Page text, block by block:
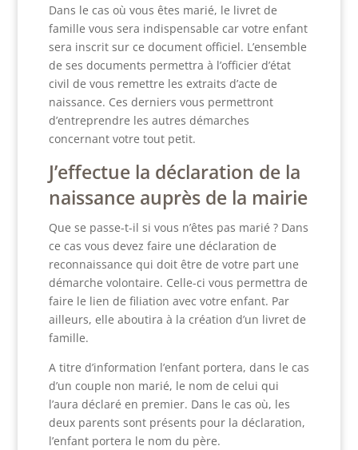
Dans le cas où vous êtes marié, le livret de
famille vous sera indispensable car votre enfant
sera inscrit sur ce document officiel. L’ensemble
de ses documents permettra à l’officier d’état
civil de vous remettre les extraits d’acte de
naissance. Ces derniers vous permettront
d’entreprendre les autres démarches
concernant votre tout petit.
J’effectue la déclaration de la
naissance auprès de la mairie
Que se passe-t-il si vous n’êtes pas marié ? Dans
ce cas vous devez faire une déclaration de
reconnaissance qui doit être de votre part une
démarche volontaire. Celle-ci vous permettra de
faire le lien de filiation avec votre enfant. Par
ailleurs, elle aboutira à la création d’un livret de
famille.
A titre d’information l’enfant portera, dans le cas
d’un couple non marié, le nom de celui qui
l’aura déclaré en premier. Dans le cas où, les
deux parents sont présents pour la déclaration,
l’enfant portera le nom du père.